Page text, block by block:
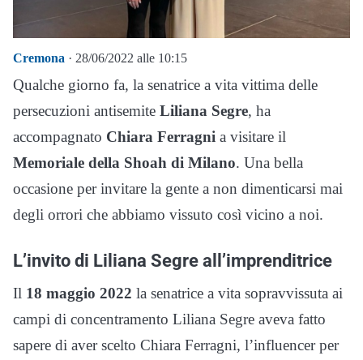
Cremona · 28/06/2022 alle 10:15
Qualche giorno fa, la senatrice a vita vittima delle
persecuzioni antisemite Liliana Segre, ha
accompagnato Chiara Ferragni a visitare il
Memoriale della Shoah di Milano. Una bella
occasione per invitare la gente a non dimenticarsi mai
degli orrori che abbiamo vissuto così vicino a noi.
L’invito di Liliana Segre all’imprenditrice
Il 18 maggio 2022 la senatrice a vita sopravvissuta ai
campi di concentramento Liliana Segre aveva fatto
sapere di aver scelto Chiara Ferragni, l’influencer per